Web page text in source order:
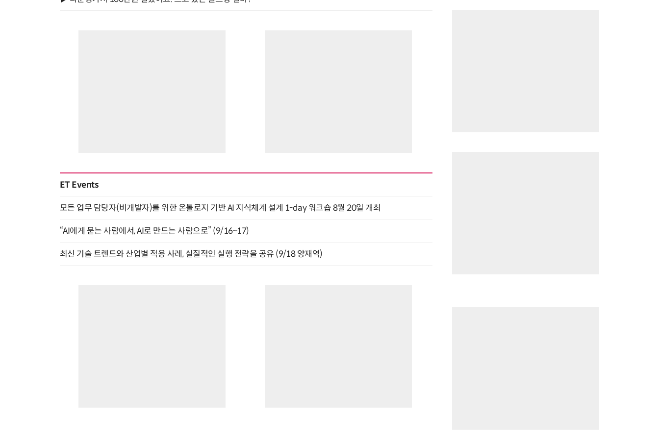
ET Events
모든 업무 담당자(비개발자)를 위한 온톨로지 기반 AI 지식체계 설계 1-day 워크숍 8월 20일 개최
“AI에게 묻는 사람에서, AI로 만드는 사람으로” (9/16~17)
최신 기술 트렌드와 산업별 적용 사례, 실질적인 실행 전략을 공유 (9/18 양재역)